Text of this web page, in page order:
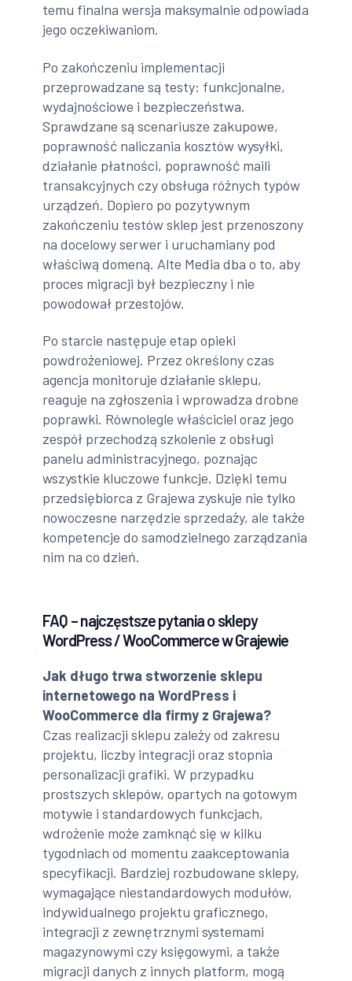
temu finalna wersja maksymalnie odpowiada
jego oczekiwaniom.
Po zakończeniu implementacji
przeprowadzane są testy: funkcjonalne,
wydajnościowe i bezpieczeństwa.
Sprawdzane są scenariusze zakupowe,
poprawność naliczania kosztów wysyłki,
działanie płatności, poprawność maili
transakcyjnych czy obsługa różnych typów
urządzeń. Dopiero po pozytywnym
zakończeniu testów sklep jest przenoszony
na docelowy serwer i uruchamiany pod
właściwą domeną. Alte Media dba o to, aby
proces migracji był bezpieczny i nie
powodował przestojów.
Po starcie następuje etap opieki
powdrożeniowej. Przez określony czas
agencja monitoruje działanie sklepu,
reaguje na zgłoszenia i wprowadza drobne
poprawki. Równolegle właściciel oraz jego
zespół przechodzą szkolenie z obsługi
panelu administracyjnego, poznając
wszystkie kluczowe funkcje. Dzięki temu
przedsiębiorca z Grajewa zyskuje nie tylko
nowoczesne narzędzie sprzedaży, ale także
kompetencje do samodzielnego zarządzania
nim na co dzień.
FAQ – najczęstsze pytania o sklepy
WordPress / WooCommerce w Grajewie
Jak długo trwa stworzenie sklepu
internetowego na WordPress i
WooCommerce dla firmy z Grajewa?
Czas realizacji sklepu zależy od zakresu
projektu, liczby integracji oraz stopnia
personalizacji grafiki. W przypadku
prostszych sklepów, opartych na gotowym
motywie i standardowych funkcjach,
wdrożenie może zamknąć się w kilku
tygodniach od momentu zaakceptowania
specyfikacji. Bardziej rozbudowane sklepy,
wymagające niestandardowych modułów,
indywidualnego projektu graficznego,
integracji z zewnętrznymi systemami
magazynowymi czy księgowymi, a także
migracji danych z innych platform, mogą